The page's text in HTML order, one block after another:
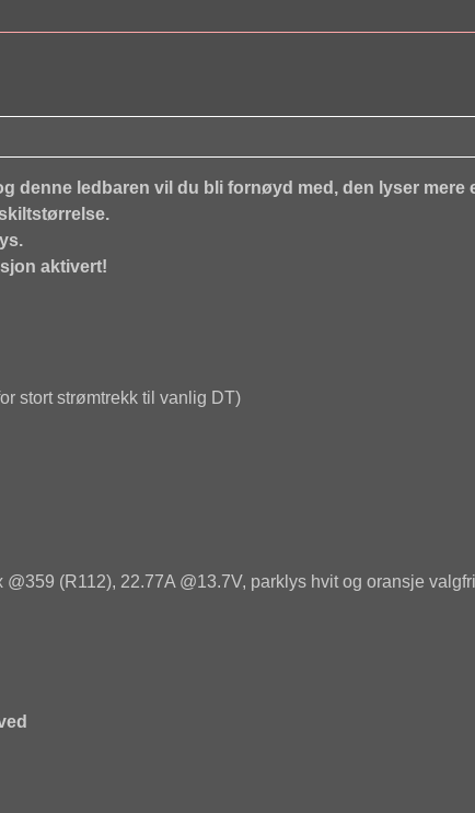
denne ledbaren vil du bli fornøyd med, den lyser
aktivert!
stort strømtrekk til vanlig DT)
(R112), 22.77A @13.7V, parklys hvit og oransje